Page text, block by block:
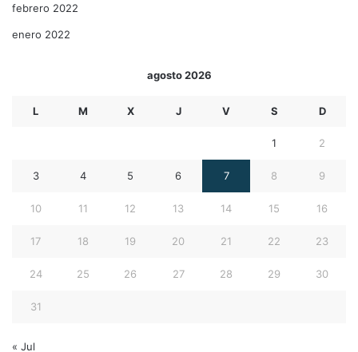
febrero 2022
enero 2022
agosto 2026
L M X J V S D
1 2
3 4 5 6 7 8 9
10 11 12 13 14 15 16
17 18 19 20 21 22 23
24 25 26 27 28 29 30
31
« Jul